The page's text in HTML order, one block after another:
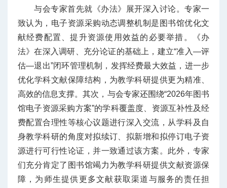
与会专家首先就《办法》展开深入讨论。专家一
致认为，电子资源采购动态调整机制是图书馆优化文
献经费配置、提升资源使用效益的必要举措。《办
法》在深入调研、充分论证的基础上，建立“准入—评
估—退出”闭环管理机制，发挥经费最大效益，进一步
优化学科文献保障结构，为教学科研提供更为精准、
高效的信息支撑。其次，与会专家还围绕“2026年图书
馆电子资源采购方案”的学科覆盖度、资源互补性及经
费配置合理性等核心议题进行深入交流，从学科及自
身教学科研的角度对拟续订、拟新增和拟停订电子资
源进行可行性论证，并一致通过该方案。此外，专家
们充分肯定了图书馆竭力为教学科研提供文献资源保
障，为师生提供更多文献获取渠道与服务的责任担